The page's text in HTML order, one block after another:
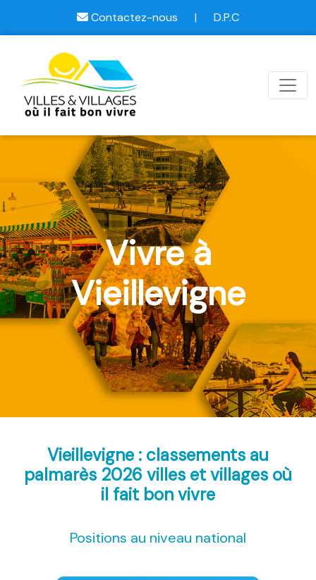
Contactez-nous | D.P.C
Vivre à
Vieillevigne
Vieillevigne : classements au
palmarès 2026 villes et villages où
il fait bon vivre
Positions au niveau national